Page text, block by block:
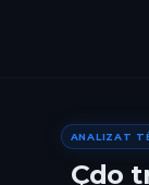
ANALIZAT
Çdo